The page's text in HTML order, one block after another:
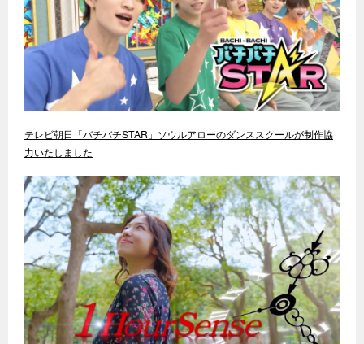
テレビ朝日「バチバチSTAR」ソウルアローのダンススクールが制作協
力いたしました